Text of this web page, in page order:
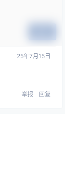
25年7月15日
举报 回复